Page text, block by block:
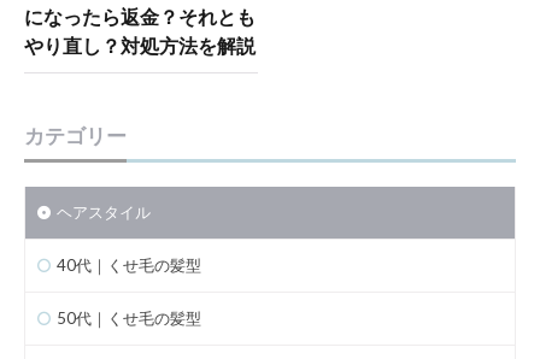
になったら返金？それとも
やり直し？対処方法を解説
カテゴリー
ヘアスタイル
40代｜くせ毛の髪型
50代｜くせ毛の髪型